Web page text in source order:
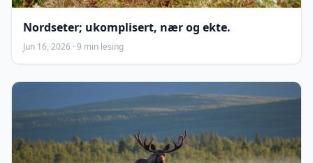
Nordseter; ukomplisert, nær og ekte.
Jun 16, 2026 · 9 min lesing